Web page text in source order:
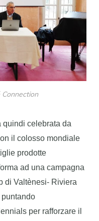
quindi celebrata da
il colosso mondiale
prodotte
ad una campagna
di Valtènesi- Riviera
per rafforzare il